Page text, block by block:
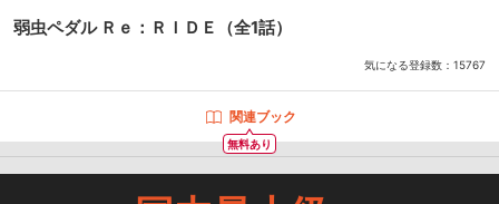
弱虫ペダル Ｒｅ：ＲＩＤＥ （全1話）
気になる登録数： 15767
無料あり
関連ブック